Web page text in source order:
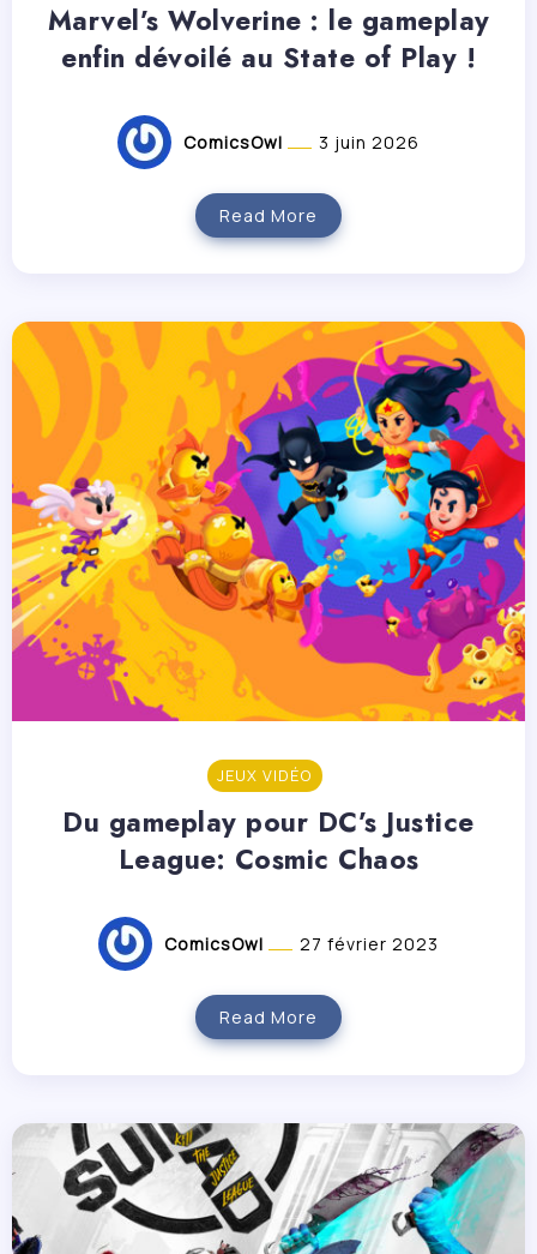
Marvel’s Wolverine : le gameplay
enfin dévoilé au State of Play !
ComicsOwl 3 juin 2026
Read More
JEUX VIDÉO
Du gameplay pour DC’s Justice
League: Cosmic Chaos
ComicsOwl 27 février 2023
Read More